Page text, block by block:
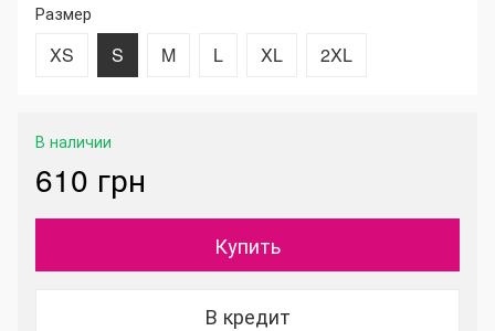
Размер
XS S M L XL 2XL
В наличии
610 грн
Купить
В кредит